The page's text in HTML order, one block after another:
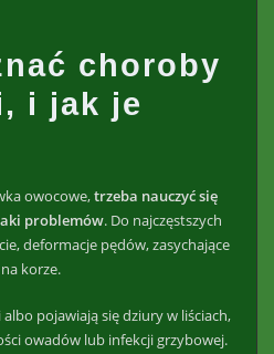
choroby
i jak je
owocowe,trzeba nauczyć się
problemów. Do najczęstszych
deformacje pędów, zasychające
korze.
albo pojawiają się dziury w liściach,
owadów lub infekcji grzybowej.